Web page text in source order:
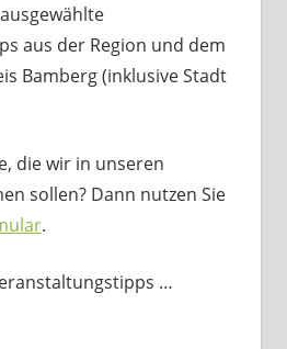
aus der Region und dem
Bamberg (inklusive Stadt
die wir in unseren
sollen? Dann nutzen Sie
.
…